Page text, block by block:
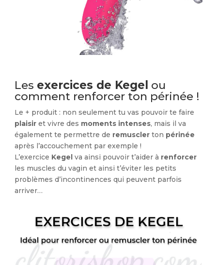
Les exercices de Kegel ou
comment renforcer ton périnée !
Le + produit : non seulement tu vas pouvoir te faire
plaisir et vivre des moments intenses, mais il va
également te permettre de remuscler ton périnée
après l’accouchement par exemple !
L’exercice Kegel va ainsi pouvoir t’aider à renforcer
les muscles du vagin et ainsi t’éviter les petits
problèmes d’incontinences qui peuvent parfois
arriver…